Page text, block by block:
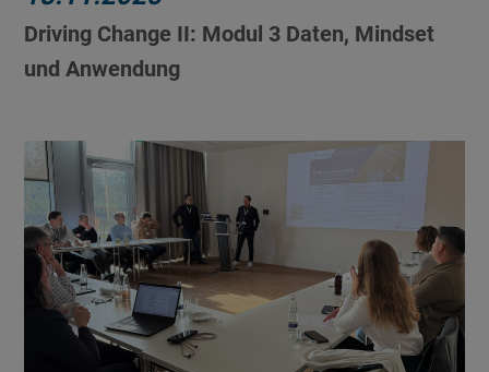
Driving Change II: Modul 3 Daten, Mindset
und Anwendung